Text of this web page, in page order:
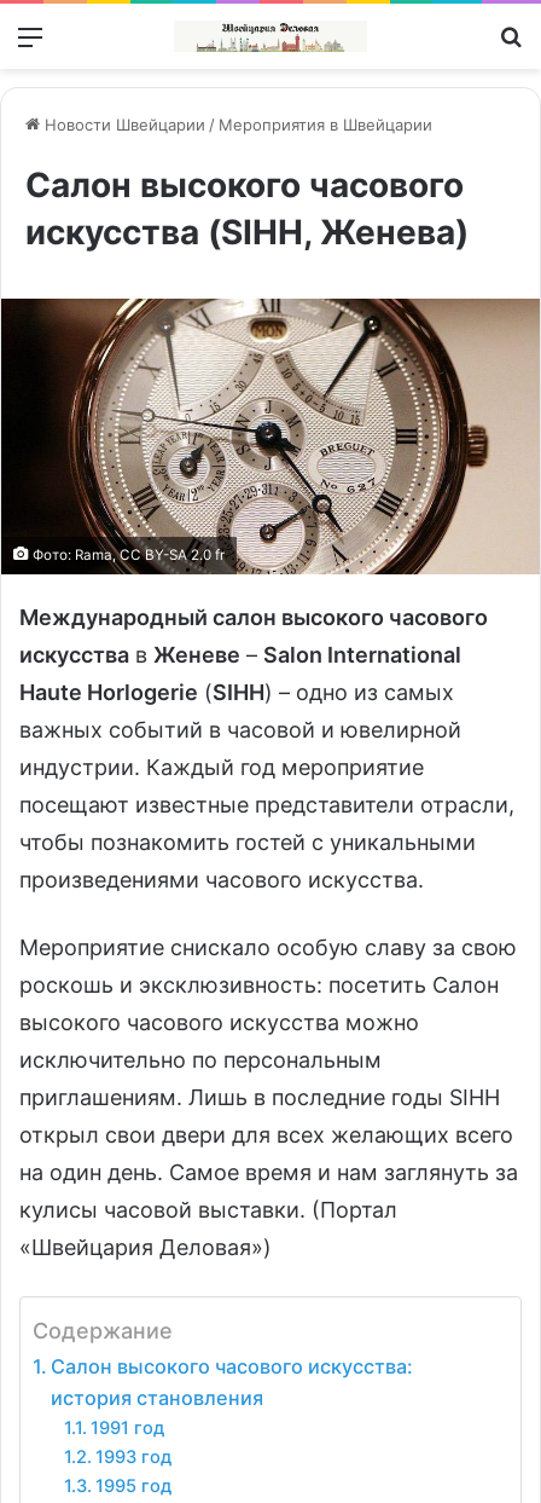
Меню
Новости Швейцарии / Мероприятия в Швейцарии
Салон высокого часового
искусства (SIHH, Женева)
Фото: Rаma, CC BY-SA 2.0 fr
Международный салон высокого часового
искусства в Женеве – Salon International
Haute Horlogerie (SIHH) – одно из самых
важных событий в часовой и ювелирной
индустрии. Каждый год мероприятие
посещают известные представители отрасли,
чтобы познакомить гостей с уникальными
произведениями часового искусства.
Мероприятие снискало особую славу за свою
роскошь и эксклюзивность: посетить Салон
высокого часового искусства можно
исключительно по персональным
приглашениям. Лишь в последние годы SIHH
открыл свои двери для всех желающих всего
на один день. Самое время и нам заглянуть за
кулисы часовой выставки. (Портал
«Швейцария Деловая»)
Содержание
Салон высокого часового искусства:
история становления
1991 год
1993 год
1995 год